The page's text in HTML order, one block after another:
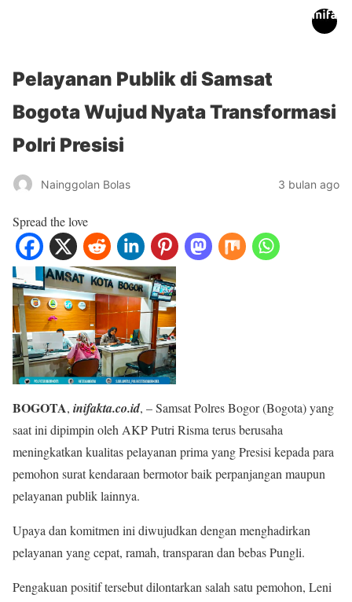
Pelayanan Publik di Samsat
Bogota Wujud Nyata Transformasi
Polri Presisi
Nainggolan Bolas 3 bulan ago
Spread the love
BOGOTA, inifakta.co.id, – Samsat Polres Bogor (Bogota) yang
saat ini dipimpin oleh AKP Putri Risma terus berusaha
meningkatkan kualitas pelayanan prima yang Presisi kepada para
pemohon surat kendaraan bermotor baik perpanjangan maupun
pelayanan publik lainnya.
Upaya dan komitmen ini diwujudkan dengan menghadirkan
pelayanan yang cepat, ramah, transparan dan bebas Pungli.
Pengakuan positif tersebut dilontarkan salah satu pemohon, Leni